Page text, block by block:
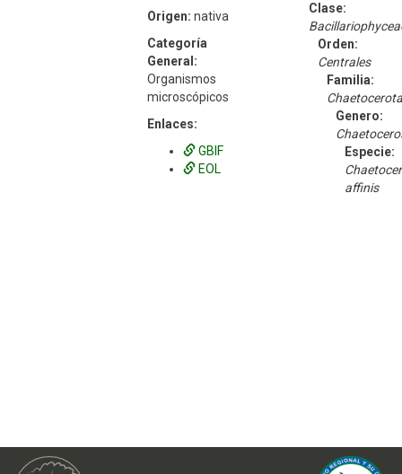
Origen: nativa
Categoría
General:
Organismos
microscópicos
Enlaces:
GBIF
EOL
Clase:
Orden:
Centrales
Familia:
Genero:
Especie:
affinis